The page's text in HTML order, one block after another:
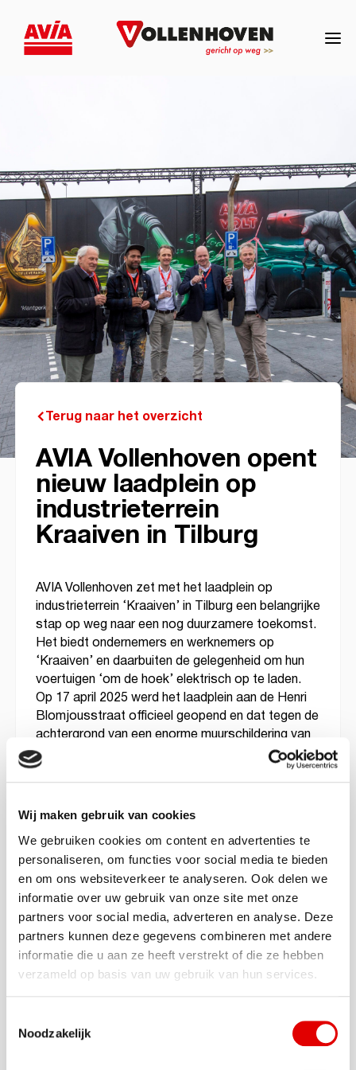
Wij maken gebruik van cookies
We gebruiken cookies om content en advertenties te
personaliseren, om functies voor social media te bieden
en om ons websiteverkeer te analyseren. Ook delen we
informatie over uw gebruik van onze site met onze
partners voor social media, adverteren en analyse. Deze
partners kunnen deze gegevens combineren met andere
informatie die u aan ze heeft verstrekt of die ze hebben
verzameld op basis van uw gebruik van hun services.
Noodzakelijk
Terug naar het overzicht
AVIA Vollenhoven opent
nieuw laadplein op
industrieterrein
Kraaiven in Tilburg
AVIA Vollenhoven zet met het laadplein op
industrieterrein ‘Kraaiven’ in Tilburg een belangrijke
stap op weg naar een nog duurzamere toekomst.
Het biedt ondernemers en werknemers op
‘Kraaiven’ en daarbuiten de gelegenheid om hun
voertuigen ‘om de hoek’ elektrisch op te laden.
Op 17 april 2025 werd het laadplein aan de Henri
Blomjousstraat officieel geopend en dat tegen de
achtergrond van een enorme muurschildering van
de bekende Tilburgse kunstenaar Paul Watty.
om de transitie naar een schoner milieu te
versterken. Met het laadplein op industrieterrein
‘Kraaiven’ in Tilburg zetten we op dat vlak een
belangrijke stap als het gaat over innovatie en het
stimuleren van duurzame mobiliteit. Ook
versterken we het infrastructuurnetwerk”, zegt
Piet-Hein Bogaers, Commercieel Directeur AVIA
Vollenhoven. “De behoefte om elektrisch te laden
of om elektrisch rijden met een
verbrandingsmotor (Plug-in Hybrid) te combineren,
elektrische of deels elektrische voertuigen.”